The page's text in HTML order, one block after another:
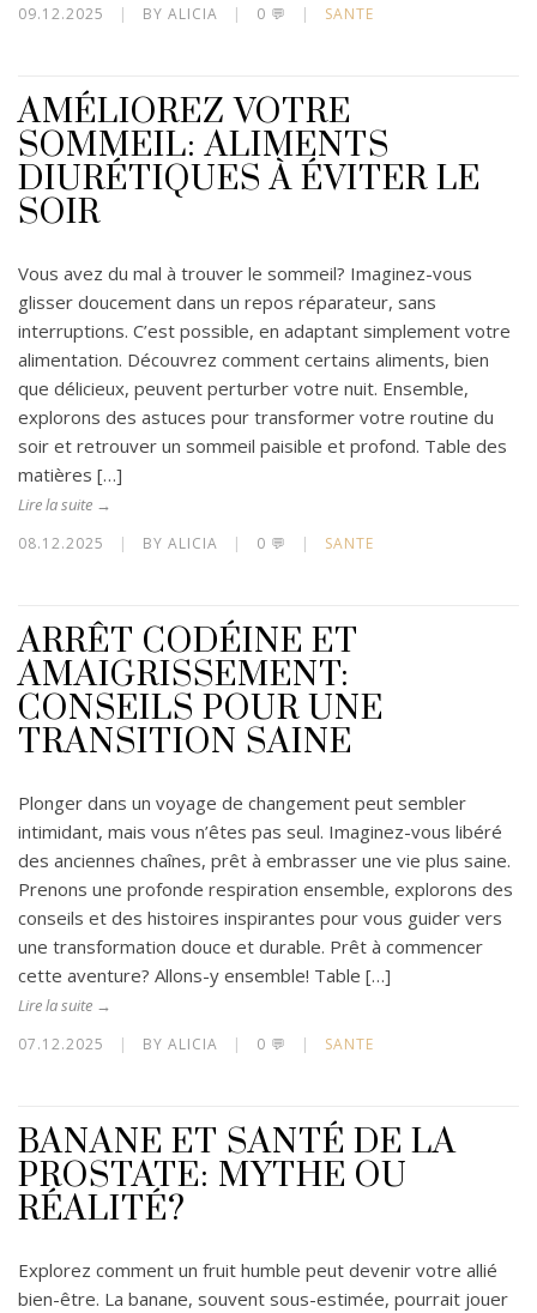
09.12.2025 | BY ALICIA | 0 💬 | SANTE
AMÉLIOREZ VOTRE
SOMMEIL: ALIMENTS
DIURÉTIQUES À ÉVITER LE
SOIR
Vous avez du mal à trouver le sommeil? Imaginez-vous
glisser doucement dans un repos réparateur, sans
interruptions. C’est possible, en adaptant simplement votre
alimentation. Découvrez comment certains aliments, bien
que délicieux, peuvent perturber votre nuit. Ensemble,
explorons des astuces pour transformer votre routine du
soir et retrouver un sommeil paisible et profond. Table des
matières […]
Lire la suite →
08.12.2025 | BY ALICIA | 0 💬 | SANTE
ARRÊT CODÉINE ET
AMAIGRISSEMENT:
CONSEILS POUR UNE
TRANSITION SAINE
Plonger dans un voyage de changement peut sembler
intimidant, mais vous n’êtes pas seul. Imaginez-vous libéré
des anciennes chaînes, prêt à embrasser une vie plus saine.
Prenons une profonde respiration ensemble, explorons des
conseils et des histoires inspirantes pour vous guider vers
une transformation douce et durable. Prêt à commencer
cette aventure? Allons-y ensemble! Table […]
Lire la suite →
07.12.2025 | BY ALICIA | 0 💬 | SANTE
BANANE ET SANTÉ DE LA
PROSTATE: MYTHE OU
RÉALITÉ?
Explorez comment un fruit humble peut devenir votre allié
bien-être. La banane, souvent sous-estimée, pourrait jouer